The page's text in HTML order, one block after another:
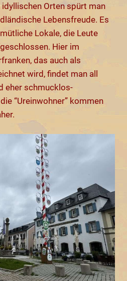
Orten spürt man
Lebensfreude. Es
Lokale, die Leute
Hier im
das auch als
wird, findet man all
eher schmucklos-
“Ureinwohner” kommen